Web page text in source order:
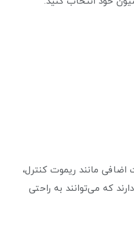
مانند ریموت کنترل،
که می‌توانند به راحتی